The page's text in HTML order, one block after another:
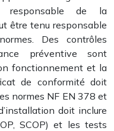
responsable de la
être tenu responsable
Des contrôles
préventive sont
fonctionnement et la
de conformité doit
normes NF EN 378 et
doit inclure
SCOP) et les tests